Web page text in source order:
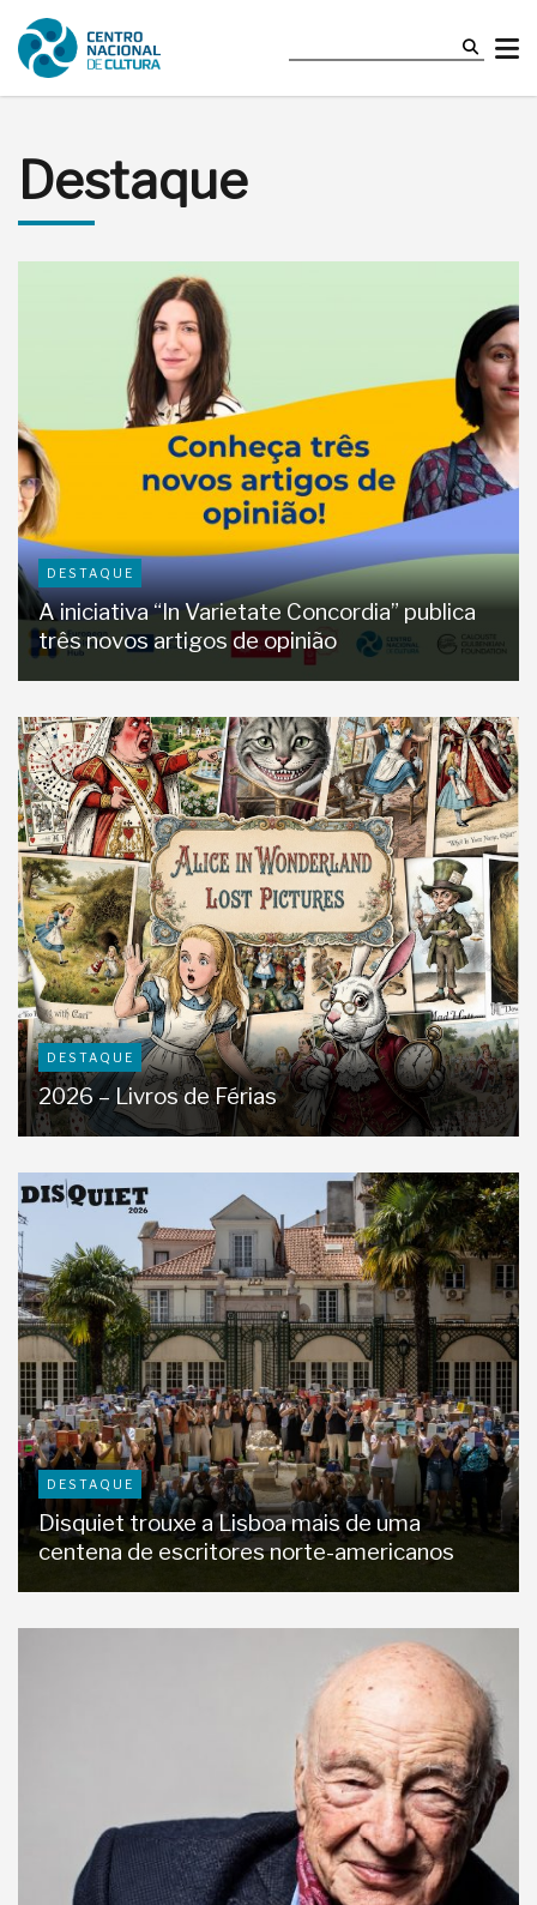
Destaque
DESTAQUE
A iniciativa “In Varietate Concordia” publica
três novos artigos de opinião
DESTAQUE
2026 – Livros de Férias
DESTAQUE
Disquiet trouxe a Lisboa mais de uma
centena de escritores norte-americanos